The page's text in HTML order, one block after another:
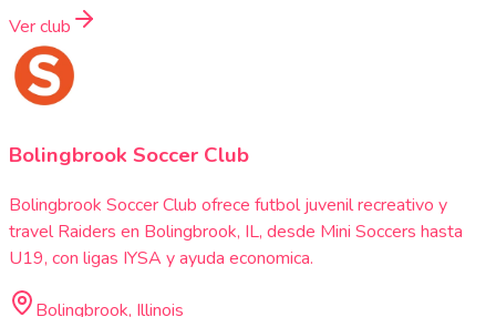
Ver club
Bolingbrook Soccer Club
Bolingbrook Soccer Club ofrece futbol juvenil recreativo y
travel Raiders en Bolingbrook, IL, desde Mini Soccers hasta
U19, con ligas IYSA y ayuda economica.
Bolingbrook, Illinois